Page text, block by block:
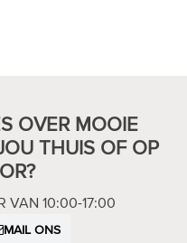
OVER MOOIE
THUIS OF OP
VAN 10:00-17:00
MAIL ONS